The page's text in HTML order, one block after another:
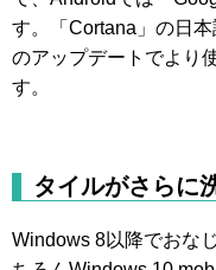
す。「Cortana」の日
のアップデートでより
す。
タイルがさらに
Windows 8以降でおな